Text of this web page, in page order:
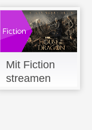
Mit Fiction
streamen